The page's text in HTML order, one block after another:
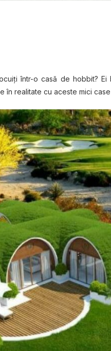
într-o саѕă dе hоbbіt? Eі
în rеаlіtаtе cu асеѕtе mісі